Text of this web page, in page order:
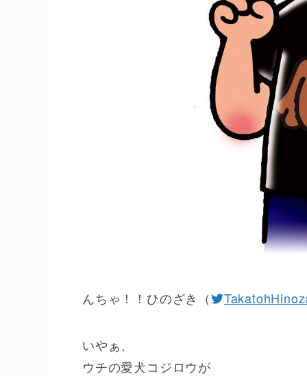
んちゃ！！ひのざき（
いやぁ、
ウチの愛犬コジロウが